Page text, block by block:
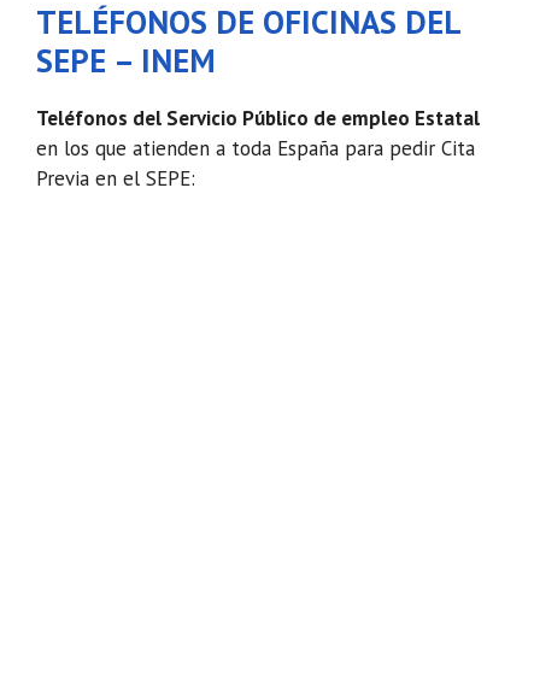
TELÉFONOS DE OFICINAS DEL
SEPE – INEM
Teléfonos del Servicio Público de empleo Estatal
en los que atienden a toda España para pedir Cita
Previa en el SEPE: